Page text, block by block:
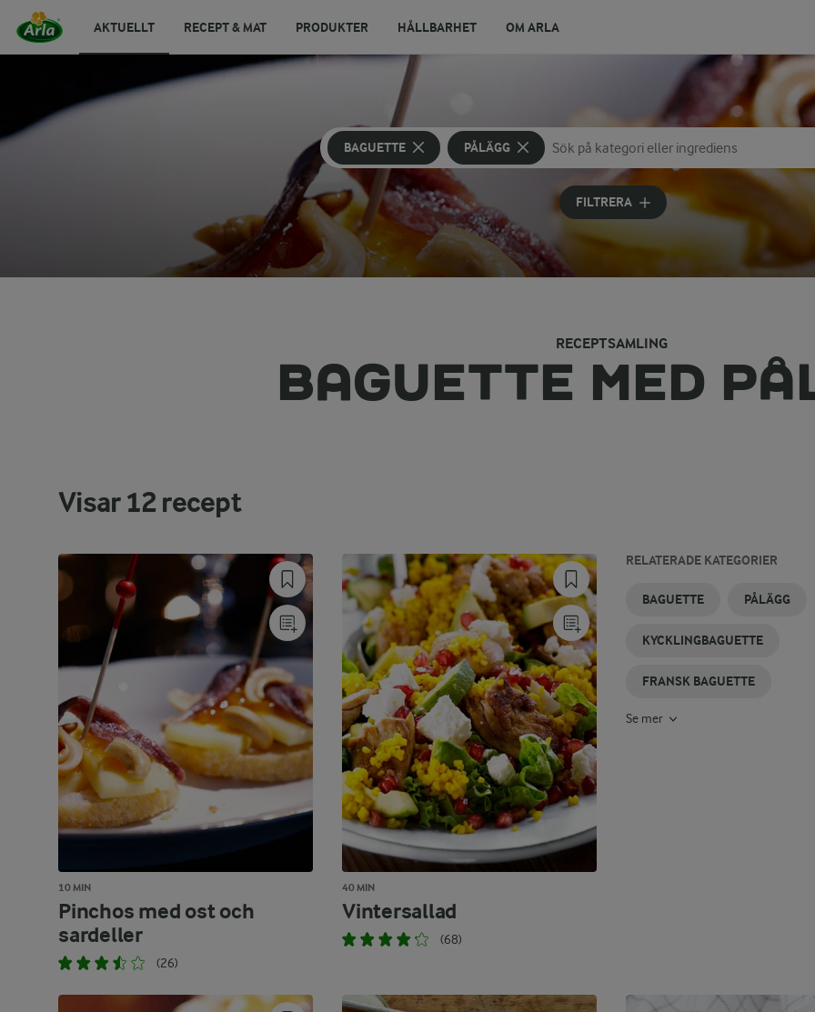
AKTUELLT RECEPT & MAT PRODUKTER HÅLLBARHET OM ARLA
BAGUETTE PÅLÄGG
Sök på kategori eller ingrediens
Skriv in sökord för att få förslag
FILTRERA
RECEPTSAMLING
BAGUETTE MED
Visar12recept
10 MIN
Pinchos med ost och
sardeller
(26)
40 MIN
Vintersallad
(68)
RELATERADE KATEGORIER
BAGUETTE PÅLÄGG
KYCKLINGBAGUETTE
FRANSK BAGUETTE
BAGUETTE
I UGN
VEGETARISK
PÅLÄGG
PÅLÄGGSKORV
VITLÖKSBAGUETTE
KYCKLINGPÅLÄGG
FYLLD
BAGUETTE
Se mer